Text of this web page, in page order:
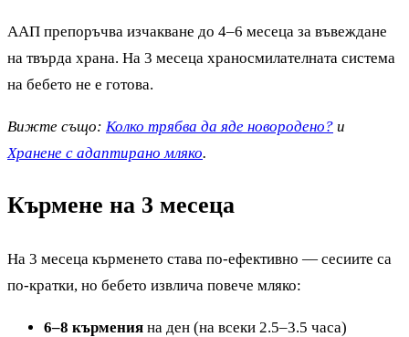
ААП препоръчва изчакване до 4–6 месеца за въвеждане
на твърда храна. На 3 месеца храносмилателната система
на бебето не е готова.
Вижте също: Колко трябва да яде новородено? и
Хранене с адаптирано мляко.
Кърмене на 3 месеца
На 3 месеца кърменето става по-ефективно — сесиите са
по-кратки, но бебето извлича повече мляко:
6–8 кърмения на ден (на всеки 2.5–3.5 часа)